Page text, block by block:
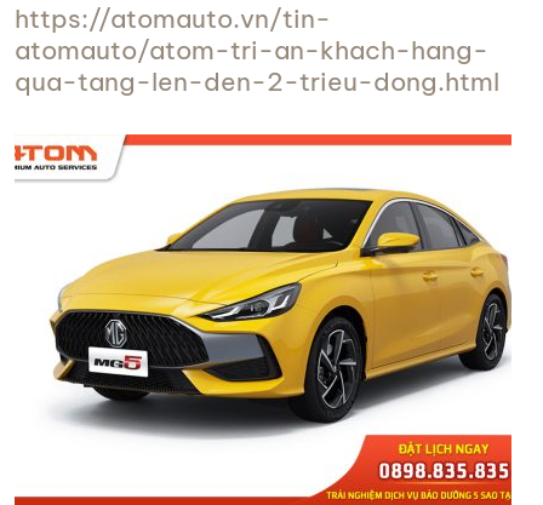
https://atomauto.vn/tin-
atomauto/atom-tri-an-khach-hang-
qua-tang-len-den-2-trieu-dong.html